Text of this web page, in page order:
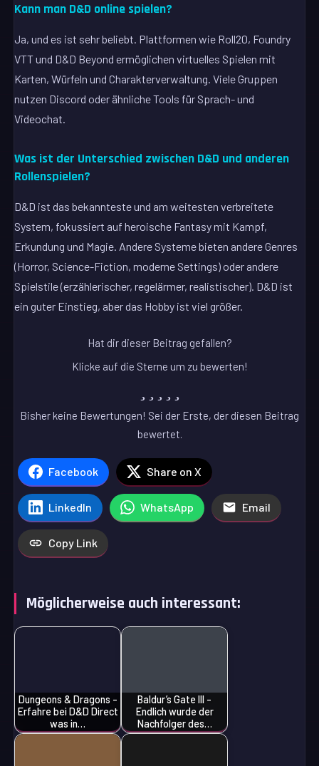
Kann man D&D online spielen?
Ja, und es ist sehr beliebt. Plattformen wie Roll20, Foundry
VTT und D&D Beyond ermöglichen virtuelles Spielen mit
Karten, Würfeln und Charakterverwaltung. Viele Gruppen
nutzen Discord oder ähnliche Tools für Sprach- und
Videochat.
Was ist der Unterschied zwischen D&D und anderen
Rollenspielen?
D&D ist das bekannteste und am weitesten verbreitete
System, fokussiert auf heroische Fantasy mit Kampf,
Erkundung und Magie. Andere Systeme bieten andere Genres
(Horror, Science-Fiction, moderne Settings) oder andere
Spielstile (erzählerischer, regelärmer, realistischer). D&D ist
ein guter Einstieg, aber das Hobby ist viel größer.
Hat dir dieser Beitrag gefallen?
Klicke auf die Sterne um zu bewerten!
Bisher keine Bewertungen! Sei der Erste, der diesen Beitrag
bewertet.
Facebook Share on X
LinkedIn WhatsApp Email
Copy Link
Möglicherweise auch interessant:
Dungeons & Dragons -
Erfahre bei D&D Direct
was in…
Baldur’s Gate III -
Endlich wurde der
Nachfolger des…